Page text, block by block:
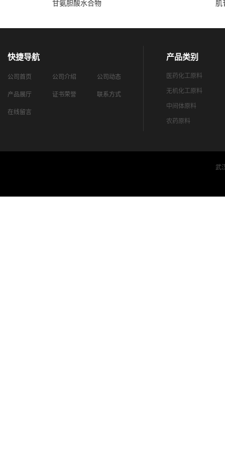
甘氨胆酸水合物 肌
快捷导航
公司首页 公司介绍 公司动态
产品展厅 证书荣誉 联系方式
在线留言
产品类别
医药化工原料
无机化工原料
中间体原料
农药原料
武